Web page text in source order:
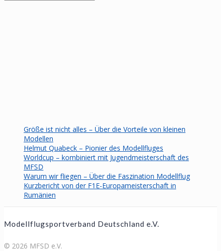
Größe ist nicht alles – Über die Vorteile von kleinen
Modellen
Helmut Quabeck – Pionier des Modellfluges
Worldcup – kombiniert mit Jugendmeisterschaft des
MFSD
Warum wir fliegen – Über die Faszination Modellflug
Kurzbericht von der F1E-Europameisterschaft in
Rumänien
Modellflugsportverband Deutschland e.V.
© 2026 MFSD e.V.